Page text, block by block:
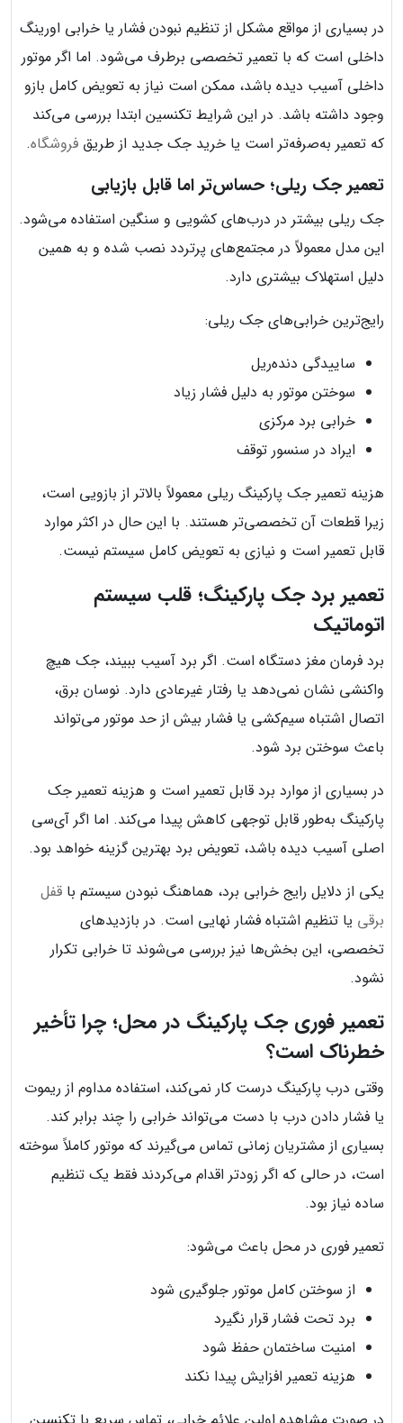
در بسیاری از مواقع مشکل از تنظیم نبودن فشار یا خرابی اورینگ
داخلی است که با تعمیر تخصصی برطرف می‌شود. اما اگر موتور
داخلی آسیب دیده باشد، ممکن است نیاز به تعویض کامل بازو
وجود داشته باشد. در این شرایط تکنسین ابتدا بررسی می‌کند
که تعمیر به‌صرفه‌تر است یا خرید جک جدید از طریق فروشگاه.
تعمیر جک ریلی؛ حساس‌تر اما قابل بازیابی
جک ریلی بیشتر در درب‌های کشویی و سنگین استفاده می‌شود.
این مدل معمولاً در مجتمع‌های پرتردد نصب شده و به همین
دلیل استهلاک بیشتری دارد.
رایج‌ترین خرابی‌های جک ریلی:
ساییدگی دنده‌ریل
سوختن موتور به دلیل فشار زیاد
خرابی برد مرکزی
ایراد در سنسور توقف
هزینه تعمیر جک پارکینگ ریلی معمولاً بالاتر از بازویی است،
زیرا قطعات آن تخصصی‌تر هستند. با این حال در اکثر موارد
قابل تعمیر است و نیازی به تعویض کامل سیستم نیست.
تعمیر برد جک پارکینگ؛ قلب سیستم
اتوماتیک
برد فرمان مغز دستگاه است. اگر برد آسیب ببیند، جک هیچ
واکنشی نشان نمی‌دهد یا رفتار غیرعادی دارد. نوسان برق،
اتصال اشتباه سیم‌کشی یا فشار بیش از حد موتور می‌تواند
باعث سوختن برد شود.
در بسیاری از موارد برد قابل تعمیر است و هزینه تعمیر جک
پارکینگ به‌طور قابل توجهی کاهش پیدا می‌کند. اما اگر آی‌سی
اصلی آسیب دیده باشد، تعویض برد بهترین گزینه خواهد بود.
یکی از دلایل رایج خرابی برد، هماهنگ نبودن سیستم با قفل
برقی یا تنظیم اشتباه فشار نهایی است. در بازدیدهای
تخصصی، این بخش‌ها نیز بررسی می‌شوند تا خرابی تکرار
نشود.
تعمیر فوری جک پارکینگ در محل؛ چرا تأخیر
خطرناک است؟
وقتی درب پارکینگ درست کار نمی‌کند، استفاده مداوم از ریموت
یا فشار دادن درب با دست می‌تواند خرابی را چند برابر کند.
بسیاری از مشتریان زمانی تماس می‌گیرند که موتور کاملاً سوخته
است، در حالی که اگر زودتر اقدام می‌کردند فقط یک تنظیم
ساده نیاز بود.
تعمیر فوری در محل باعث می‌شود:
از سوختن کامل موتور جلوگیری شود
برد تحت فشار قرار نگیرد
امنیت ساختمان حفظ شود
هزینه تعمیر افزایش پیدا نکند